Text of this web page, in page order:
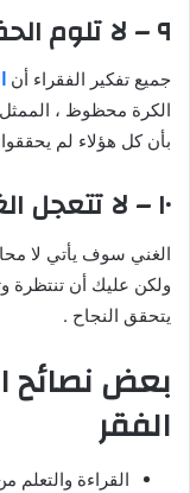
٩ – لا تلوم الحظ
جميع تفكير الفقراء أن
الكرة محظوظ ،
بأن كل هؤلاء لم
١٠ – لا تتعجل الغني
الغني سوف يأتي لا
ولكن عليك أن تنتظرة
يتحقق النجاح .
بعض نصائح
الفقر
القراءة والتعلم